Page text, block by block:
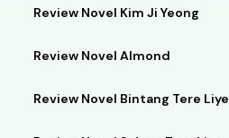
Review Novel Kim Ji Yeong
Review Novel Almond
Review Novel Bintang Tere Liye